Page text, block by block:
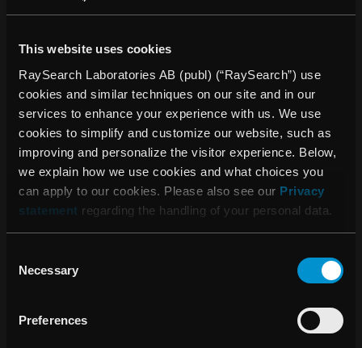
This website uses cookies
RaySearch Laboratories AB (publ) (“RaySearch”) use
cookies and similar techniques on our site and in our
services to enhance your experience with us. We use
cookies to simplify and customize our website, such as
improving and personalize the visitor experience. Below,
we explain how we use cookies and what choices you
can apply to our cookies. Please also see our Privacy
statement regarding the handling of your personal data.
Selection
Necessary
Preferences
behandlingsmaskinen och systemen för dosplanering och
onkologiinformation.
Programvara från RaySearch har sålts till drygt 900 kliniker
i över 40 länder. Företaget grundades år 2000 som en
avknoppning från Karolinska Institutet i Stockholm och
aktien är noterad på Nasdaq Stockholm sedan 2003. Mer
information finns på raysearchlabs.com.
* Regulatoriskt godkännande krävs på vissa marknader.
Johan Löf, grundare och vd, RaySearch Laboratories AB
Tel: +46 (0) 8 510 530 00